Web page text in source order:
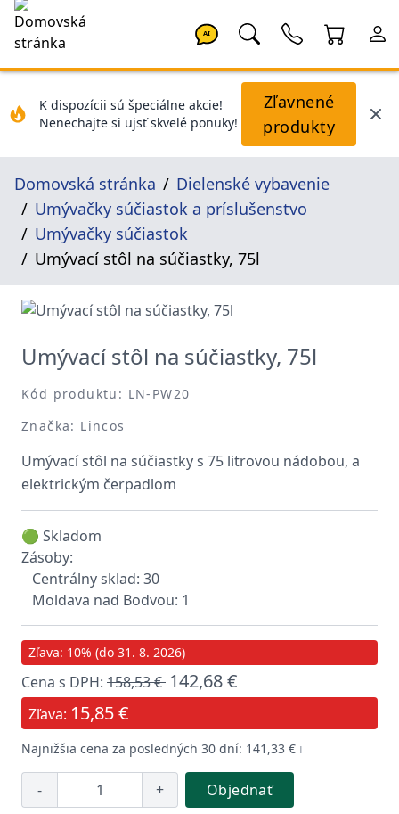
AI
K dispozícii sú špeciálne akcie!
Nenechajte si ujsť skvelé ponuky!
Zľavnené
produkty
Domovská stránka
Dielenské vybavenie
Umývačky súčiastok a príslušenstvo
Umývačky súčiastok
Umývací stôl na súčiastky, 75l
Umývací stôl na súčiastky, 75l
Kód produktu: LN-PW20
Značka: Lincos
Umývací stôl na súčiastky s 75 litrovou nádobou, a
elektrickým čerpadlom
🟢 Skladom
Zásoby:
Centrálny sklad: 30
Moldava nad Bodvou: 1
Zľava: 10% (do 31. 8. 2026)
Cena s DPH: 158,53 € 142,68 €
Zľava: 15,85 €
Najnižšia cena za posledných 30 dní: 141,33 € ℹ️
- + Objednať